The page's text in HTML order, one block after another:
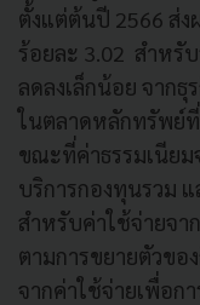
ตั้งแต่ต้นปี 2566 ส่ง
ร้อยละ 3.02 สำหรั
ลดลงเล็กน้อย จาก
ในตลาดหลักทรัพย์
ขณะที่ค่าธรรมเนียม
บริการกองทุนรวม
สำหรับค่าใช้จ่ายจา
ตามการขยายตัวขอ
จากค่าใช้จ่ายเพื่อ